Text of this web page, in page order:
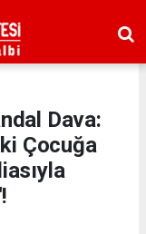
Dava:
Çocuğa